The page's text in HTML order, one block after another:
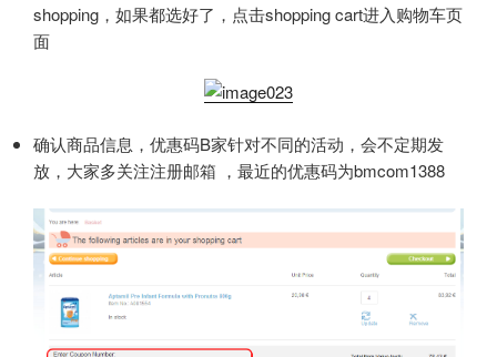
shopping，如果都选好了，点击shopping cart进入购物车页
面
确认商品信息，优惠码B家针对不同的活动，会不定期发
放，大家多关注注册邮箱 ，最近的优惠码为bmcom1388